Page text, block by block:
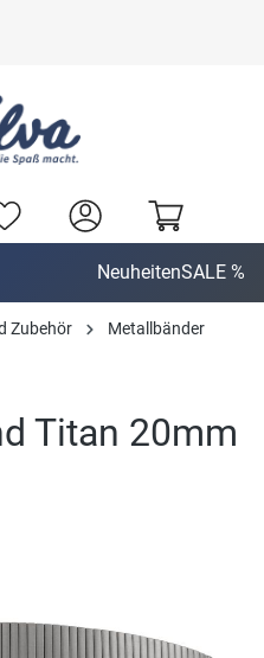
NeuheitenSALE %
Zubehör
Metallbänder
Titan 20mm